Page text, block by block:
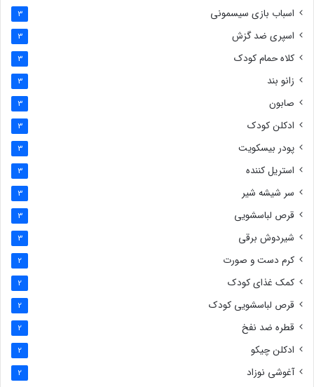
اسباب بازی سیسمونی 3
اسپری ضد گزش 3
کلاه حمام کودک 3
زانو بند 3
صابون 3
ادکلن کودک 3
پودر بیسکویت 3
استریل کننده 3
سر شیشه شیر 3
قرص لباسشویی 3
شیردوش برقی 3
کرم دست و صورت 2
کمک غذای کودک 2
قرص لباسشویی کودک 2
قطره ضد نفخ 2
ادکلن چیکو 2
آغوشی نوزاد 2